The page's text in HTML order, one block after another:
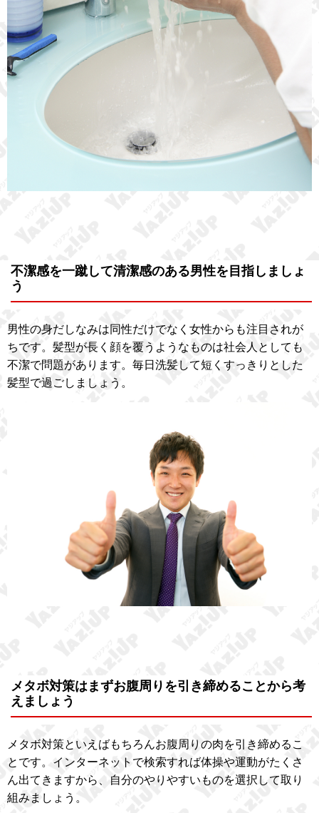
不潔感を一蹴して清潔感のある男性を目指しましょ
う
男性の身だしなみは同性だけでなく女性からも注目されが
ちです。髪型が長く顔を覆うようなものは社会人としても
不潔で問題があります。毎日洗髪して短くすっきりとした
髪型で過ごしましょう。
メタボ対策はまずお腹周りを引き締めることから考
えましょう
メタボ対策といえばもちろんお腹周りの肉を引き締めるこ
とです。インターネットで検索すれば体操や運動がたくさ
ん出てきますから、自分のやりやすいものを選択して取り
組みましょう。